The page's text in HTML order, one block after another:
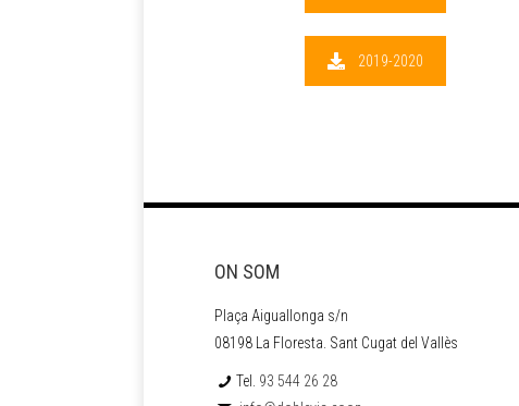
2019-2020
ON SOM
Plaça Aiguallonga s/n
08198 La Floresta. Sant Cugat del Vallès
Tel. 93 544 26 28